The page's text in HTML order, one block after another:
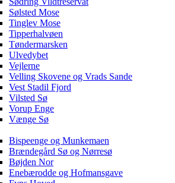
Sølsted Mose
Tinglev Mose
Tipperhalvøen
Tøndermarsken
Ulvedybet
Vejlerne
Velling Skovene og Vrads Sande
Vest Stadil Fjord
Vilsted Sø
Vorup Enge
Vænge Sø
Bispeenge og Munkemaen
Brændegård Sø og Nørresø
Bøjden Nor
Enebærodde og Hofmansgave